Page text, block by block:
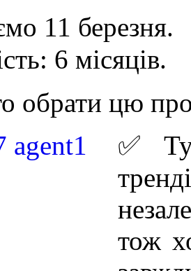
11 березня.
6 місяців.
обрати цю
✅
тож